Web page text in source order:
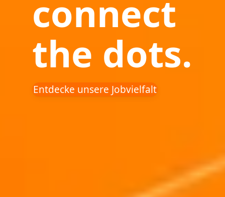
connect
the dots.
Entdecke unsere Jobvielfalt